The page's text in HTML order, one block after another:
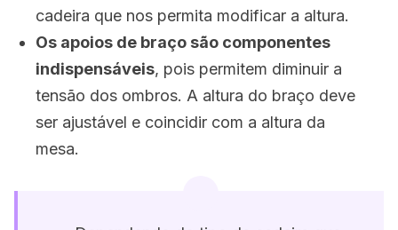
cadeira que nos permita modificar a altura.
Os apoios de braço são componentes
indispensáveis, pois permitem diminuir a
tensão dos ombros. A altura do braço deve
ser ajustável e coincidir com a altura da
mesa.